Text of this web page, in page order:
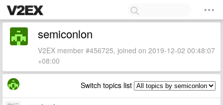
semiconlon
V2EX member #456725, joined on 2019-12-02 00:48:07
+08:00
Switch topics list